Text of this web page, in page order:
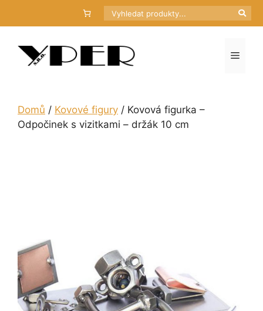
Hledat
Menu
Domů / Kovové figury / Kovová figurka –
Odpočinek s vizitkami – držák 10 cm